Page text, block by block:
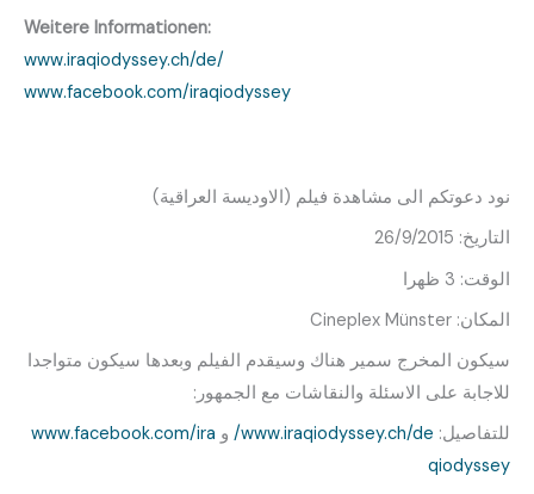
Weitere Informationen:
www.iraqiodyssey.ch/de/
www.facebook.com/iraqiodyssey
نود دعوتكم الى مشاهدة فيلم (الاوديسة العراقية)
التاريخ: 26/9/2015
الوقت: 3
ظهرا
المكان: Cineplex Münster
سيكون المخرج سمير هناك وسيقدم الفيلم وبعدها سيكون متواجدا
للاجابة على الاسئلة والنقاشات مع الجمهور :
للتفاصيل:
www.iraqiodyssey.ch/de/ و www.facebook.com/ira
qiodyssey